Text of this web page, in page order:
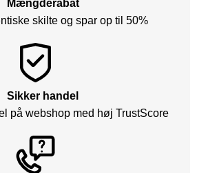
Mængderabat
skilte og spar op til 50%
Sikker handel
på webshop med høj TrustScore